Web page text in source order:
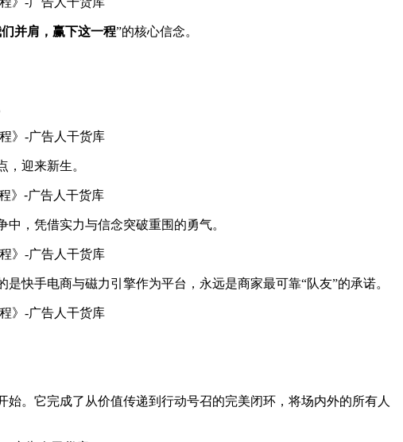
并肩，赢下这一程”的核心信念。
迎来新生。
，凭借实力与信念突破重围的勇气。
快手电商与磁力引擎作为平台，永远是商家最可靠“队友”的承诺。
。它完成了从价值传递到行动号召的完美闭环，将场内外的所有人